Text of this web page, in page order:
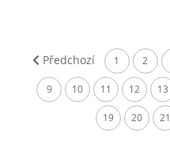
Předchozí 1 2
9 10 11 12 13
19 20 21